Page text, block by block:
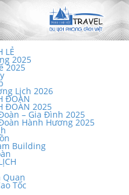
LẺ
2025
2025
Lịch 2026
ĐOÀN
ĐOÀN 2025
– Gia Đình 2025
Hành Hương 2025
Building
Quan
Tốc